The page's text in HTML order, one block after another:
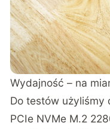
Wydajność – na
Do testów użyliśmy
PCIe NVMe M.2